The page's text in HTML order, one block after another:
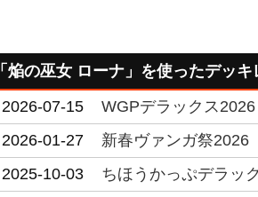
「焔の巫女 ローナ」を使ったデッキ
2026-07-15
WGPデラックス
2026-01-27
新春ヴァンガ祭
2025-10-03
ちほうかっぷデラッ